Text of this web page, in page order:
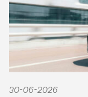
30-06-2026